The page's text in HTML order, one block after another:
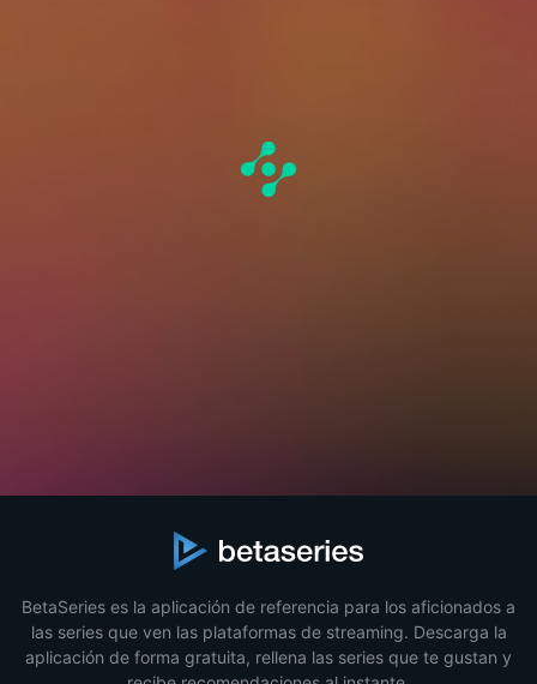
BetaSeries es la aplicación de referencia para los aficionados a
las series que ven las plataformas de streaming. Descarga la
aplicación de forma gratuita, rellena las series que te gustan y